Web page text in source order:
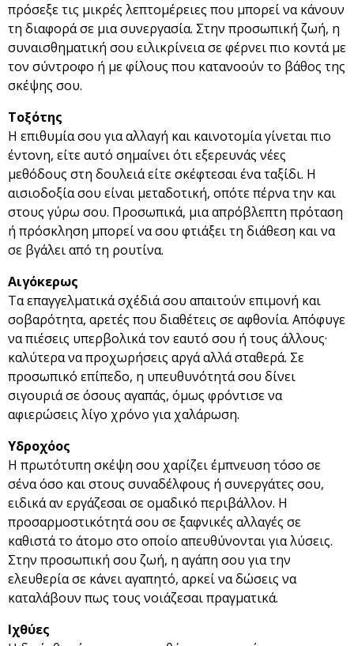
πρόσεξε τις μικρές λεπτομέρειες που μπορεί να κάνουν
τη διαφορά σε μια συνεργασία. Στην προσωπική ζωή, η
συναισθηματική σου ειλικρίνεια σε φέρνει πιο κοντά με
τον σύντροφο ή με φίλους που κατανοούν το βάθος της
σκέψης σου.
Τοξότης
Η επιθυμία σου για αλλαγή και καινοτομία γίνεται πιο
έντονη, είτε αυτό σημαίνει ότι εξερευνάς νέες
μεθόδους στη δουλειά είτε σκέφτεσαι ένα ταξίδι. Η
αισιοδοξία σου είναι μεταδοτική, οπότε πέρνα την και
στους γύρω σου. Προσωπικά, μια απρόβλεπτη πρόταση
ή πρόσκληση μπορεί να σου φτιάξει τη διάθεση και να
σε βγάλει από τη ρουτίνα.
Αιγόκερως
Τα επαγγελματικά σχέδιά σου απαιτούν επιμονή και
σοβαρότητα, αρετές που διαθέτεις σε αφθονία. Απόφυγε
να πιέσεις υπερβολικά τον εαυτό σου ή τους άλλους·
καλύτερα να προχωρήσεις αργά αλλά σταθερά. Σε
προσωπικό επίπεδο, η υπευθυνότητά σου δίνει
σιγουριά σε όσους αγαπάς, όμως φρόντισε να
αφιερώσεις λίγο χρόνο για χαλάρωση.
Υδροχόος
Η πρωτότυπη σκέψη σου χαρίζει έμπνευση τόσο σε
σένα όσο και στους συναδέλφους ή συνεργάτες σου,
ειδικά αν εργάζεσαι σε ομαδικό περιβάλλον. Η
προσαρμοστικότητά σου σε ξαφνικές αλλαγές σε
καθιστά το άτομο στο οποίο απευθύνονται για λύσεις.
Στην προσωπική σου ζωή, η αγάπη σου για την
ελευθερία σε κάνει αγαπητό, αρκεί να δώσεις να
καταλάβουν πως τους νοιάζεσαι πραγματικά.
Ιχθύες